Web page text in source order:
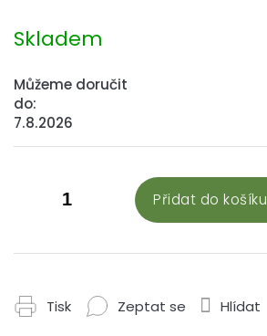
cena:
Skladem
Můžeme doručit
do:
7.8.2026
Přidat do košíku
Tisk Zeptat se Hlídat